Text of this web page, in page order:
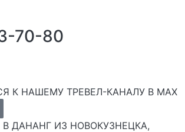
70-80
К НАШЕМУ ТРЕВЕЛ-КАНАЛУ В MAX
ДАНАНГ ИЗ НОВОКУЗНЕЦКА,